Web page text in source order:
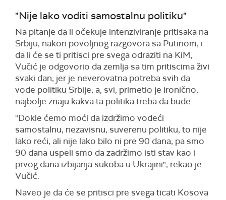
"Nije lako voditi samostalnu politiku"
Na pitanje da li očekuje intenziviranje pritisaka na
Srbiju, nakon povoljnog razgovora sa Putinom, i
da li će se ti pritisci pre svega odraziti na KiM,
Vučić je odgovorio da zemlja sa tim pritiscima živi
svaki dan, jer je neverovatna potreba svih da
vode politiku Srbije, a, svi, primetio je ironično,
najbolje znaju kakva ta politika treba da bude.
"Dokle ćemo moći da izdržimo vodeći
samostalnu, nezavisnu, suverenu politiku, to nije
lako reći, ali nije lako bilo ni pre 90 dana, pa smo
90 dana uspeli smo da zadržimo isti stav kao i
prvog dana izbijanja sukoba u Ukrajini", rekao je
Vučić.
Naveo je da će se pritisci pre svega ticati Kosova